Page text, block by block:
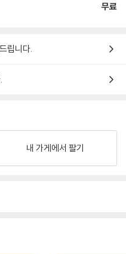
무료
립니다.
내 가게에서 팔기